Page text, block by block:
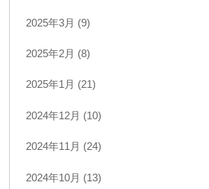
2025年3月 (9)
2025年2月 (8)
2025年1月 (21)
2024年12月 (10)
2024年11月 (24)
2024年10月 (13)